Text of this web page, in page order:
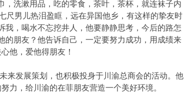
，洗漱用品，吃的零食，茶叶，茶杯，就连袜子内
尺男儿热泪盈眶，远在异国他乡，有这样的挚友时
我，喝水不忘挖井人，他要静静思考，今后的路怎
的朋友？他告诉自己，一定要努力成功，用成绩来
他，爱他得朋友！
发展策划，也积极投身于川渝总商会的活动。他
力，给川渝的在菲朋友营造一个美好环境。